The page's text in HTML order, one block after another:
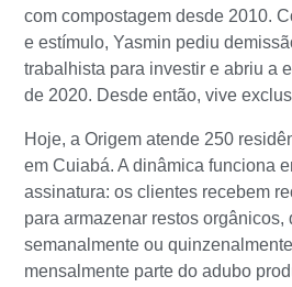
com compostagem desde 2010.
e estímulo, Yasmin pediu
trabalhista para investir e abriu a
de 2020. Desde então, vive
Hoje, a Origem atende 250
em Cuiabá. A dinâmica funciona
assinatura: os clientes recebem
para armazenar restos orgânicos,
semanalmente ou
mensalmente parte do adubo